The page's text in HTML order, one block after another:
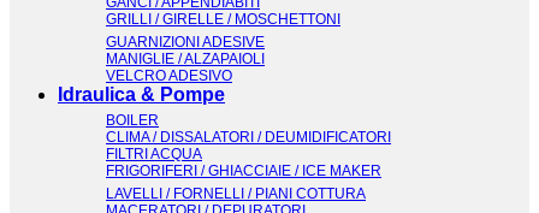
GRILLI / GIRELLE / MOSCHETTONI
GUARNIZIONI ADESIVE
MANIGLIE / ALZAPAIOLI
VELCRO ADESIVO
Idraulica & Pompe
BOILER
CLIMA / DISSALATORI / DEUMIDIFICATORI
FILTRI ACQUA
FRIGORIFERI / GHIACCIAIE / ICE MAKER
LAVELLI / FORNELLI / PIANI COTTURA